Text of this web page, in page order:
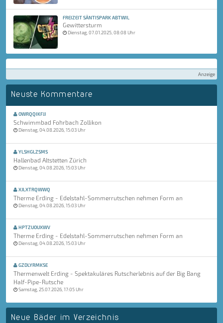
FREIZEIT SÄNTISPARK ABTWIL
Gewittersturm
Dienstag, 07.01.2025, 08:08 Uhr
Anzeige
Neuste Kommentare
OWRQQIKFJJ
Schwimmbad Fohrbach Zollikon
Dienstag, 04.08.2026, 15:03 Uhr
YLSHGLZSMS
Hallenbad Altstetten Zürich
Dienstag, 04.08.2026, 15:03 Uhr
XJLXTRQWWQ
Therme Erding - Edelstahl-Sommerrutschen nehmen Form an
Dienstag, 04.08.2026, 15:03 Uhr
HPTZUOUXWV
Therme Erding - Edelstahl-Sommerrutschen nehmen Form an
Dienstag, 04.08.2026, 15:03 Uhr
GZDLYRMKSE
Thermenwelt Erding - Spektakuläres Rutscherlebnis auf der Big Bang
Half-Pipe-Rutsche
Samstag, 25.07.2026, 17:05 Uhr
Neue Bäder im Verzeichnis